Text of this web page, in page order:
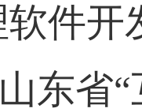
件开
东省